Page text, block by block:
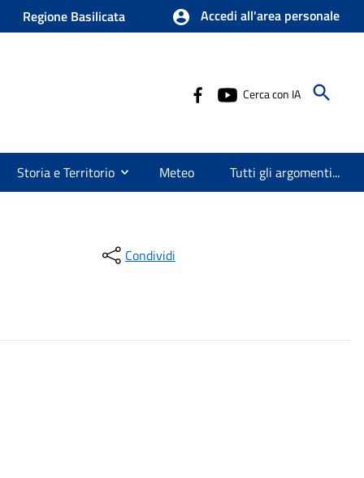
Regione Basilicata Accedi all'area personale
Cerca con IA
Storia e Territorio Meteo Tutti gli argomenti...
Condividi